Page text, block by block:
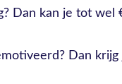
Dan kan je tot wel
Dan